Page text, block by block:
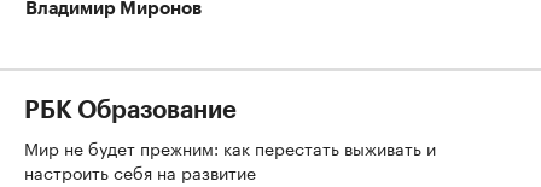
Владимир Миронов
РБК Образование
Мир не будет прежним: как перестать выживать и
настроить себя на развитие